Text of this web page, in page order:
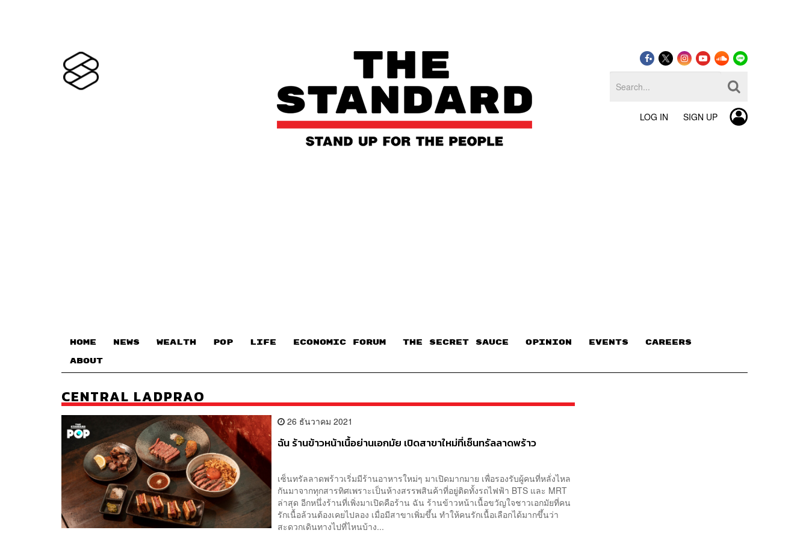
LOG IN SIGN UP
HOME NEWS WEALTH POP LIFE ECONOMIC FORUM THE SECRET SAUCE​ OPINION EVENTS CAREERS
ABOUT
CENTRAL LADPRAO
26 ธันวาคม 2021
ฉัน ร้านข้าวหน้าเนื้อย่านเอกมัย เปิดสาขาใหม่ที่เซ็นทรัลลาดพร้าว
เซ็นทรัลลาดพร้าวเริ่มมีร้านอาหารใหม่ๆ มาเปิดมากมาย เพื่อรองรับผู้คนที่หลั่งไหล
กันมาจากทุกสารทิศเพราะเป็นห้างสรรพสินค้าที่อยู่ติดทั้งรถไฟฟ้า BTS และ MRT
ล่าสุด อีกหนึ่งร้านที่เพิ่งมาเปิดคือร้าน ฉัน ร้านข้าวหน้าเนื้อขวัญใจชาวเอกมัยที่คน
รักเนื้อล้วนต้องเคยไปลอง เมื่อมีสาขาเพิ่มขึ้น ทำให้คนรักเนื้อเลือกได้มากขึ้นว่า
สะดวกเดินทางไปที่ไหนบ้าง...